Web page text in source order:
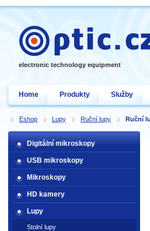
Eshop Lupy Ruční lupy Ruční
Digitální mikroskopy
USB mikroskopy
Mikroskopy
HD kamery
Lupy
Stolní lupy
electronic technology equipment
Home Produkty Služby